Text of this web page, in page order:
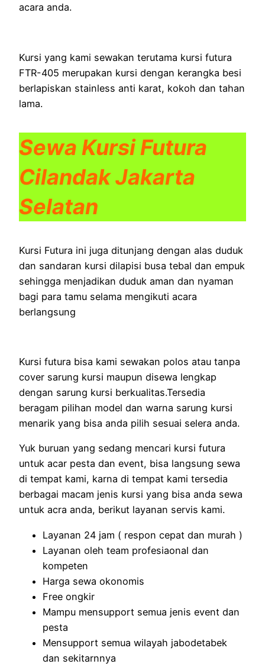
acara anda.
Kursi yang kami sewakan terutama kursi futura
FTR-405 merupakan kursi dengan kerangka besi
berlapiskan stainless anti karat, kokoh dan tahan
lama.
Sewa Kursi Futura
Cilandak Jakarta
Selatan
Kursi Futura ini juga ditunjang dengan alas duduk
dan sandaran kursi dilapisi busa tebal dan empuk
sehingga menjadikan duduk aman dan nyaman
bagi para tamu selama mengikuti acara
berlangsung
Kursi futura bisa kami sewakan polos atau tanpa
cover sarung kursi maupun disewa lengkap
dengan sarung kursi berkualitas.Tersedia
beragam pilihan model dan warna sarung kursi
menarik yang bisa anda pilih sesuai selera anda.
Yuk buruan yang sedang mencari kursi futura
untuk acar pesta dan event, bisa langsung sewa
di tempat kami, karna di tempat kami tersedia
berbagai macam jenis kursi yang bisa anda sewa
untuk acra anda, berikut layanan servis kami.
Layanan 24 jam ( respon cepat dan murah )
Layanan oleh team profesiaonal dan
kompeten
Harga sewa okonomis
Free ongkir
Mampu mensupport semua jenis event dan
pesta
Mensupport semua wilayah jabodetabek
dan sekitarnnya